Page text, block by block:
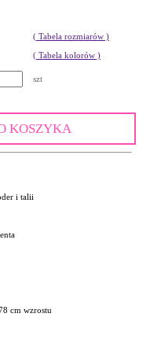
( Tabela rozmiarów )
( Tabela kolorów )
szt
KOSZYKA
i talii
cm wzrostu